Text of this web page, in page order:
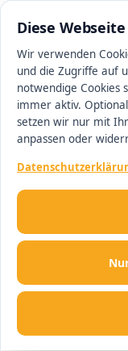
Diese
Wir verwenden
und die Zugriffe auf
notwendige Cookies
immer aktiv.
setzen wir nur mit
anpassen oder